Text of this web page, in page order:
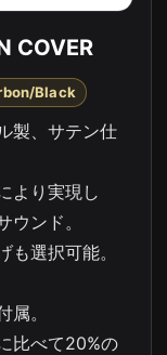
COVER
Black
製、サテン仕
より実現し
ンド。
選択可能。
。
比べて20%の